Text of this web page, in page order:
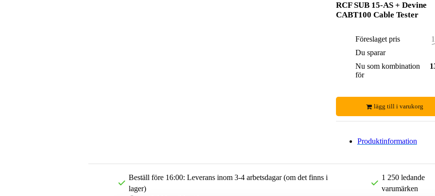
RCF SUB 15-AS + Devine
CABT100 Cable Tester
Föreslaget pris
Du sparar
Nu som kombination
för
lägg till i varukorg
Produktinformation
Beställ före 16:00: Leverans inom 3-4 arbetsdagar (om det finns i
lager)
1 250 ledande
varumärken